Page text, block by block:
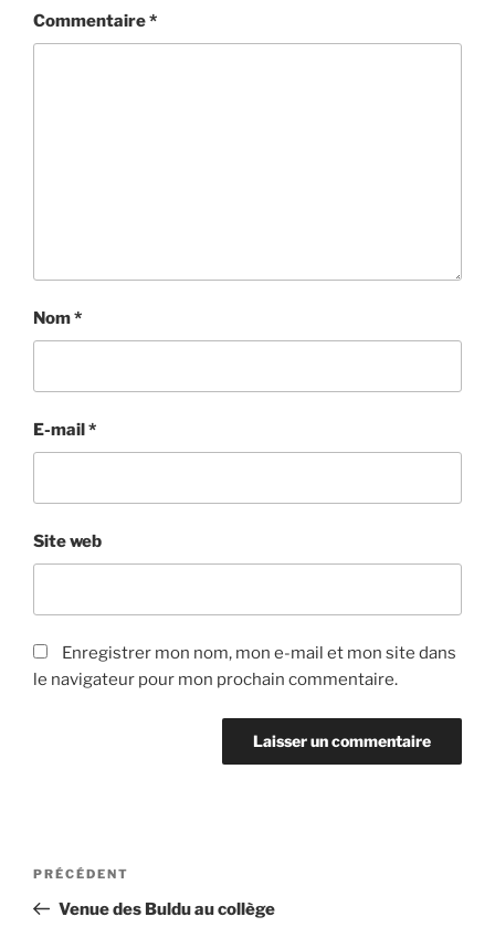
Commentaire*
Nom*
E-mail*
Site web
Enregistrer mon nom, mon e-mail et mon site dans
le navigateur pour mon prochain commentaire.
Navigation
Article
précédent
PRÉCÉDENT
Venue des Buldu au collège